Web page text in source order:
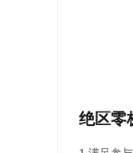
绝区零